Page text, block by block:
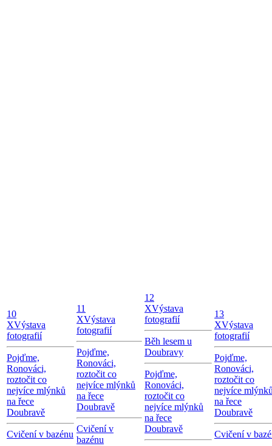
10
XVýstava
fotografií
Pojďme,
Ronováci,
roztočit co
nejvíce mlýnků
na řece
Doubravě
Cvičení v bazénu
11
XVýstava
fotografií
Pojďme,
Ronováci,
roztočit co
nejvíce mlýnků
na řece
Doubravě
Cvičení v
bazénu
12
XVýstava
fotografií
Běh lesem u
Doubravy
Pojďme,
Ronováci,
roztočit co
nejvíce mlýnků
na řece
Doubravě
13
XVýstava
fotografií
Pojďme,
Ronováci,
roztočit co
nejvíce
na řece
Doubravě
Cvičení v